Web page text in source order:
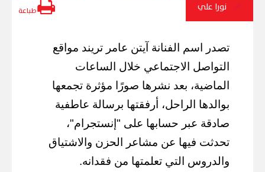
نورا علي طباعة
تصدر اسم الفنانة آيتن عامر تريند مواقع
التواصل الاجتماعي خلال الساعات
الماضية، بعد نشرها صورًا مؤثرة تجمعها
بوالدها الراحل، أرفقتها برسالة عاطفية
صادقة عبر حسابها على "إنستجرام"،
تحدثت فيها عن مشاعر الحزن والاشتياق
والدروس التي تعلمتها من فقدانه.